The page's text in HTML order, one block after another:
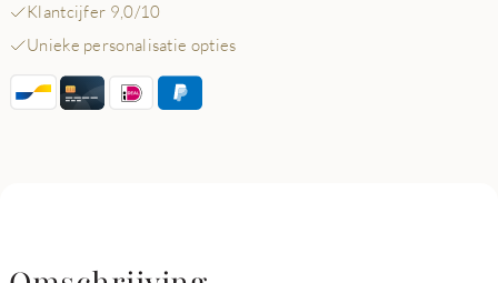
Klantcijfer 9,0/10
Unieke personalisatie opties